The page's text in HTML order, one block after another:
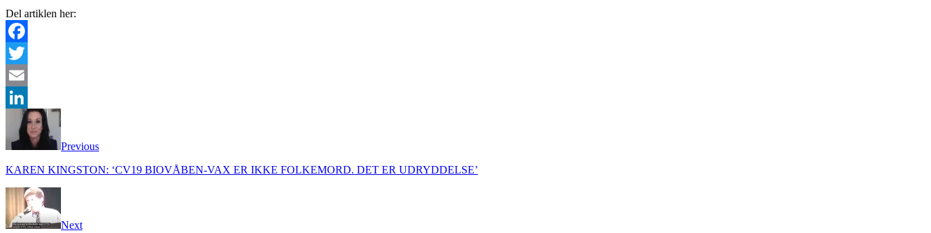
Del artiklen her:
Facebook
Twitter
Email
LinkedIn
Previous
KAREN KINGSTON: ‘CV19 BIOVÅBEN-VAX ER IKKE FOLKEMORD. DET ER UDRYDDELSE’
Next